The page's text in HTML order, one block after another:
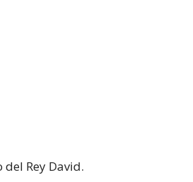
Rey David.